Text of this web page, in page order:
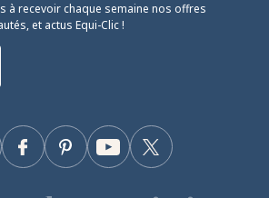
à recevoir chaque semaine nos offres
et actus Equi-Clic !
Facebook Twitter
YouTube
Pinterest